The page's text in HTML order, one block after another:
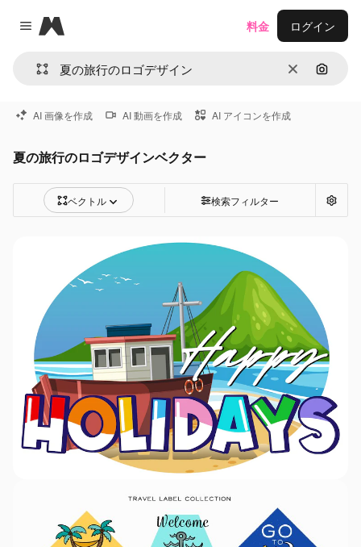
Close menu
Magnific
消去 画像で
料金 ログイン
AI 画像を作成 AI 動画を作成 AI アイコンを作成
夏の旅行のロゴデザインベクター
ベクトル 検索フィルター